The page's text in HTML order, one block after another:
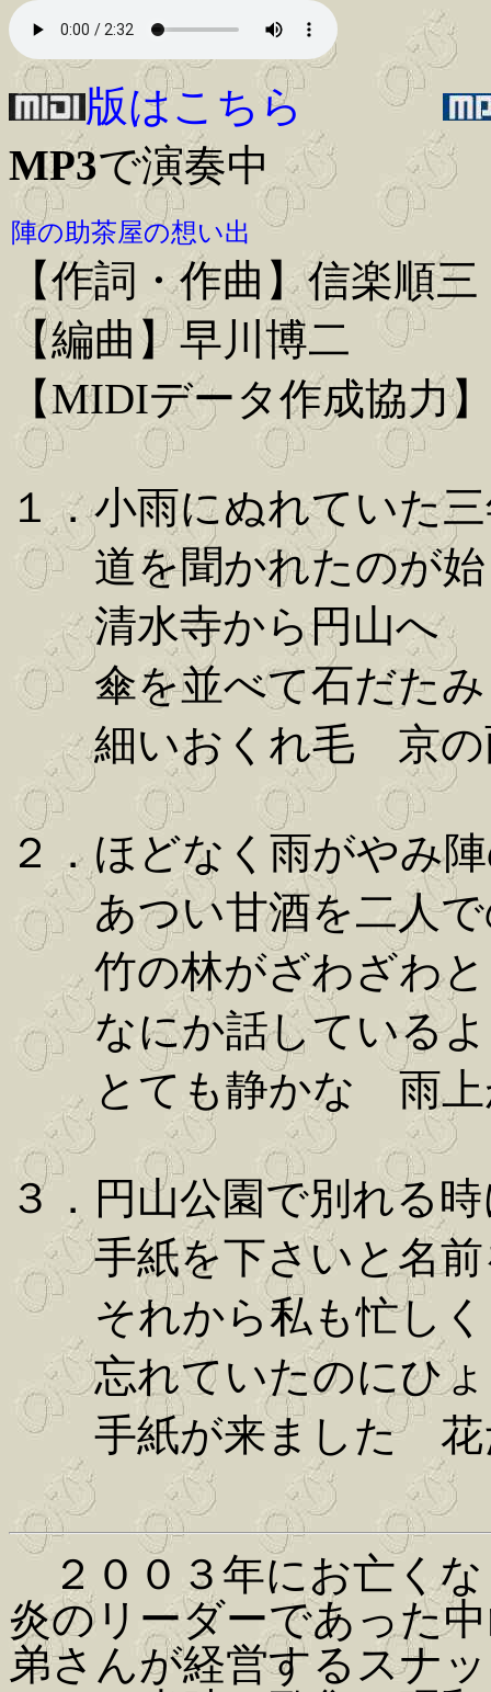
版はこちら
MP3で演奏中
陣の助茶屋の想い出
【作詞・作曲】信楽順三
【編曲】早川博二
【MIDIデータ作成協力
１．小雨にぬれていた
道を聞かれたのが始
清水寺から円山へ
傘を並べて石だたみ
細いおくれ毛 京の
２．ほどなく雨がやみ
あつい甘酒を二人で
竹の林がざわざわと
なにか話しているよ
とても静かな 雨上
３．円山公園で別れる
手紙を下さいと名前
それから私も忙しく
忘れていたのにひょ
手紙が来ました 花
２００３年にお亡く
炎のリーダーであった
弟さんが経営するスナ